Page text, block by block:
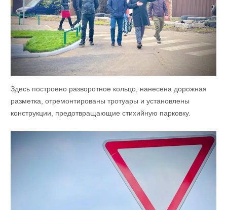
Здесь построено разворотное кольцо, нанесена дорожная
разметка, отремонтированы тротуары и установлены
конструкции, предотвращающие стихийную парковку.